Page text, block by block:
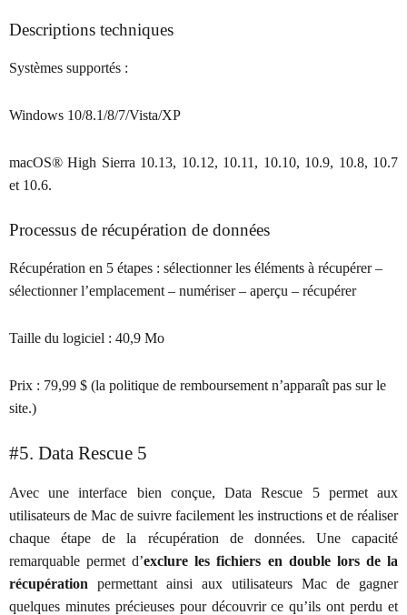
Descriptions techniques
Systèmes supportés :
Windows 10/8.1/8/7/Vista/XP
macOS® High Sierra 10.13, 10.12, 10.11, 10.10, 10.9, 10.8, 10.7
et 10.6.
Processus de récupération de données
Récupération en 5 étapes : sélectionner les éléments à récupérer –
sélectionner l’emplacement – numériser – aperçu – récupérer
Taille du logiciel : 40,9 Mo
Prix : 79,99 $ (la politique de remboursement n’apparaît pas sur le
site.)
#5. Data Rescue 5
Avec une interface bien conçue, Data Rescue 5 permet aux
utilisateurs de Mac de suivre facilement les instructions et de réaliser
chaque étape de la récupération de données. Une capacité
remarquable permet d’exclure les fichiers en double lors de la
récupération permettant ainsi aux utilisateurs Mac de gagner
quelques minutes précieuses pour découvrir ce qu’ils ont perdu et